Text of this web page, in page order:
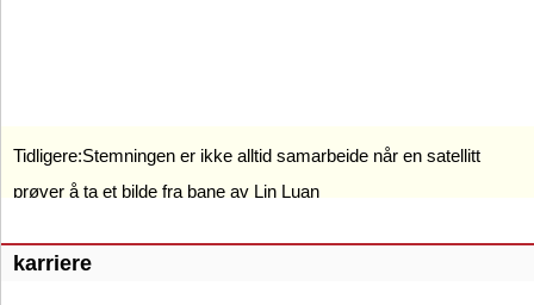
Tidligere:Stemningen er ikke alltid samarbeide når en satellitt
prøver å ta et bilde fra bane av Lin Luan
karriere